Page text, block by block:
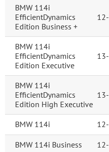
Vermogen
Elektrische actieradius
Brandstofverbruik
CO2-uitstoot
BMW 114i
EfficientDynamics
Edition Business +
12-
BMW 114i
EfficientDynamics
Edition Executive
13-
BMW 114i
EfficientDynamics
Edition High Executive
13-
BMW 114i 12-
BMW 114i Business 12-